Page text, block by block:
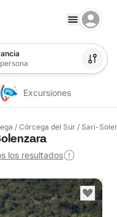
Excursiones
/ Córcega del Sur / Sari-
los resultados